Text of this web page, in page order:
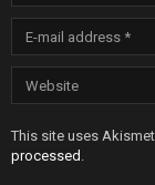
This site uses
processed .